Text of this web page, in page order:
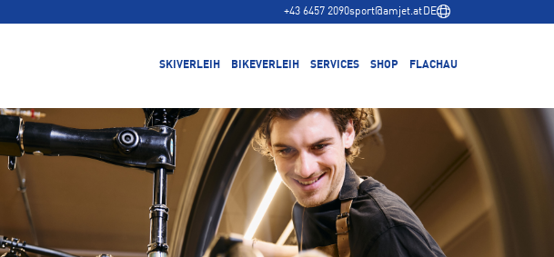
+43 6457 2090sport@amjet.at DE
SKIVERLEIH
Skiverleih Lieferservice
BIKEVERLEIH
Bikeverleih Lieferservice
SERVICES
Bikeservice
SHOP FLACHAU
Sommer in Fachau